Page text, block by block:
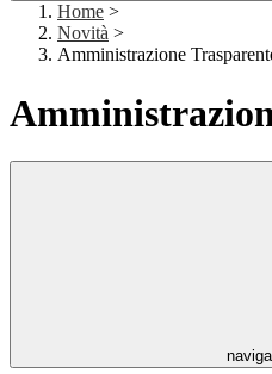
Home >
Novità >
Amministrazione